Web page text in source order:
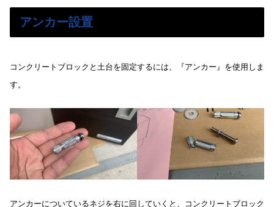
アンカー設置
コンクリートブロックと土台を固定するには、『アンカー』を使用しま
す。
アンカーについているネジを右に回していくと、コンクリートブロック